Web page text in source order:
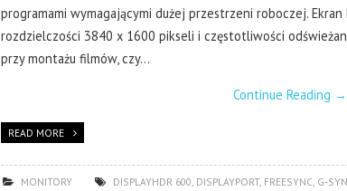
programami wymagającymi dużej przestrzeni roboczej. Ekran
rozdzielczości 3840 x 1600 pikseli i częstotliwości
przy montażu filmów, czy…
Continue Reading →
READ MORE
MONITORY DISPLAYHDR 600 DISPLAYPORT, FREESYNC G-